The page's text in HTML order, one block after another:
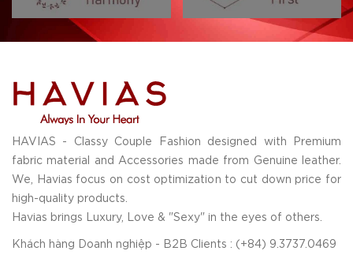
HAVIAS - Classy Couple Fashion designed with Premium
fabric material and Accessories made from Genuine leather.
We, Havias focus on cost optimization to cut down price for
high-quality products.
Havias brings Luxury, Love & "Sexy" in the eyes of others.
Khách hàng Doanh nghiệp - B2B Clients : (+84) 9.3737.0469